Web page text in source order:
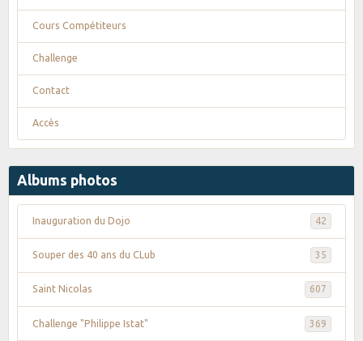
Cours Compétiteurs
Challenge
Contact
Accès
Albums photos
Inauguration du Dojo 42
Souper des 40 ans du CLub 35
Saint Nicolas 607
Challenge "Philippe Istat" 369